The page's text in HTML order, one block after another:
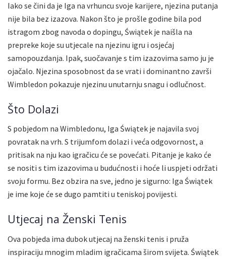
Iako se čini da je Iga na vrhuncu svoje karijere, njezina putanja
nije bila bez izazova. Nakon što je prošle godine bila pod
istragom zbog navoda o dopingu, Świątek je naišla na
prepreke koje su utjecale na njezinu igru i osjećaj
samopouzdanja. Ipak, suočavanje s tim izazovima samo ju je
ojačalo. Njezina sposobnost da se vrati i dominantno završi
Wimbledon pokazuje njezinu unutarnju snagu i odlučnost.
Što Dolazi
S pobjedom na Wimbledonu, Iga Świątek je najavila svoj
povratak na vrh. S trijumfom dolazi i veća odgovornost, a
pritisak na nju kao igračicu će se povećati. Pitanje je kako će
se nositi s tim izazovima u budućnosti i hoće li uspjeti održati
svoju formu. Bez obzira na sve, jedno je sigurno: Iga Świątek
je ime koje će se dugo pamtiti u teniskoj povijesti.
Utjecaj na Ženski Tenis
Ova pobjeda ima dubok utjecaj na ženski tenis i pruža
inspiraciju mnogim mladim igračicama širom svijeta. Świątek